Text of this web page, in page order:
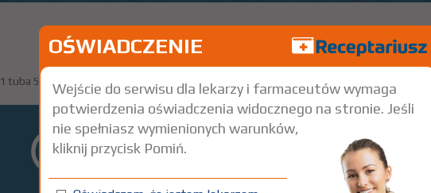
1 tuba 50g Na skórę
OŚWIADCZENIE
Wejście do serwisu dla lekarzy i farmaceutów wymaga
potwierdzenia oświadczenia widocznego na stronie. Jeśli
nie spełniasz wymienionych warunków,
kliknij przycisk Pomiń.